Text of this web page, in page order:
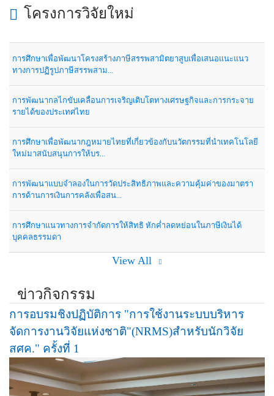
โครงการวิจัยใหม่
การศึกษาเพื่อพัฒนาโครงสร้างภาษีสรรพสามิตยาสูบเพื่อเสนอแนะแนว
ทางการปฏิรูปภาษีสรรพสาม...
การพัฒนากลไกขับเคลื่อนการเจริญเติบโตทางเศรษฐกิจและการกระจาย
รายได้ของประเทศไทย
การศึกษาเพื่อพัฒนากฎหมายไทยที่เกี่ยวข้องกับนวัตกรรมที่นำเทคโนโลยี
ใหม่มาสนับสนุนการให้บร...
การพัฒนาแบบจำลองในการวัดประสิทธิภาพและความคุ้มค่าของมาตรา
การด้านการเงินการคลังเพื่อสน...
การศึกษาแนวทางการจำกัดการให้สิทธิ หักค่ำลดหย่อนในภาษีเงินได้
บุคคลธรรมดา
View All
ข่าวกิจกรรม
การอบรมชิงปฏิบัติการ "การใช้งานระบบบริหาร
จัดการงานวิจัยแห่งชาติ"(NRMS)สำหรับนักวิจัย
สศค." ครั้งที่ 1